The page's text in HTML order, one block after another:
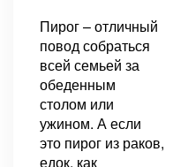
Пирог – отличный
повод собраться
всей семьей за
обеденным
столом или
ужином. А если
это пирог из раков,
едок, как